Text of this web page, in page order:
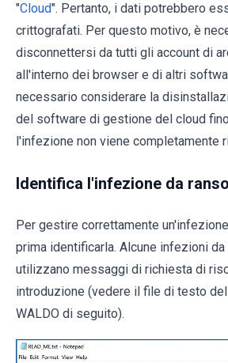
"Cloud". Pertanto, i dati potrebbero
crittografati. Per questo motivo, è
disconnettersi da tutti gli account di
all'interno dei browser e di altri
necessario considerare la
del software di gestione del cloud
l'infezione non viene completamente
Identifica l'infezione da
Per gestire correttamente
prima identificarla. Alcune infezioni da
utilizzano messaggi di richiesta di
introduzione (vedere il file di testo
WALDO di seguito).